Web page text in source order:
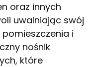
oraz innych
uwalniając swój
i
nośnik
które